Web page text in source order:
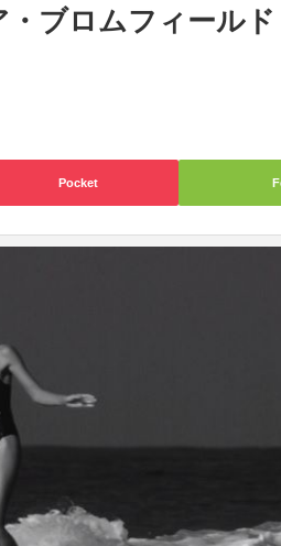
ブロムフィールド
Pocket